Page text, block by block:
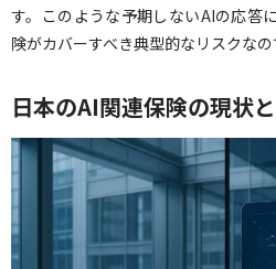
す。このような予期しないAIの応答
険がカバーすべき典型的なリスクなの
日本のAI関連保険の現状